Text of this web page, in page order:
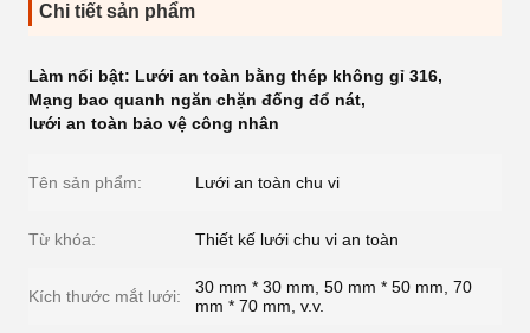
Chi tiết sản phẩm
Làm nổi bật: Lưới an toàn bằng thép không gỉ 316,
Mạng bao quanh ngăn chặn đống đổ nát,
lưới an toàn bảo vệ công nhân
Tên sản phẩm: Lưới an toàn chu vi
Từ khóa: Thiết kế lưới chu vi an toàn
Kích thước mắt lưới:
30 mm * 30 mm, 50 mm * 50 mm, 70
mm * 70 mm, v.v.